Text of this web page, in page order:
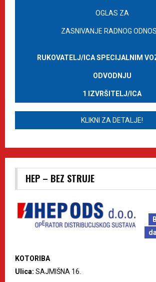
OGLAS ZA
ZASNIVANJE RADNOG
RUKOVATELJ/ICA SPECIJALNIM
ODVODNJU
1 IZVRŠITELJ/ICA
KLIKNI ZA DETALJE!
HEP – BEZ STRUJE
KOTORIBA
Ulica: SAJMIŠNA 16.